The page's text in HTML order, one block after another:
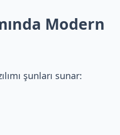
Modern
şunları sunar: